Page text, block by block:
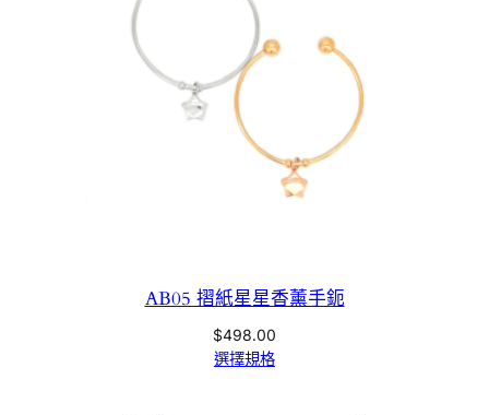
AB05 摺紙星星香薰手鈪
$498.00
選擇規格